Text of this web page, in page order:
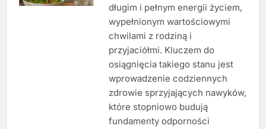
długim i pełnym energii życiem,
wypełnionym wartościowymi
chwilami z rodziną i
przyjaciółmi. Kluczem do
osiągnięcia takiego stanu jest
wprowadzenie codziennych
zdrowie sprzyjających nawyków,
które stopniowo budują
fundamenty odporności